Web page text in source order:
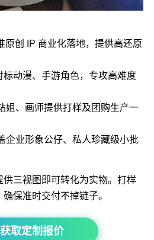
原创 IP 商业化落地，提供高还原
标动漫、手游角色，专攻高难度
姐、画师提供打样及团购生产一
企业形象公仔、私人珍藏级小批
三视图即可转化为实物。打样
保准时交付不掉链子。
取定制报价